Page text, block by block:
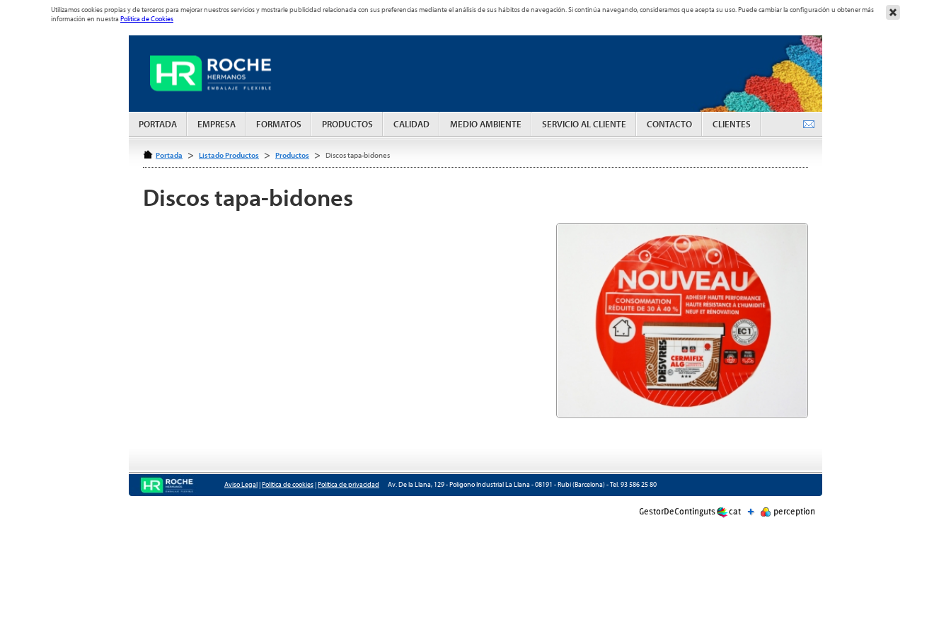
Utilizamos cookies propias y de terceros para mejorar nuestros servicios y mostrarle publicidad relacionada con sus preferencias mediante el análisis de sus hábitos de navegación. Si continúa navegando, consideramos que acepta su uso. Puede cambiar la configuración u obtener más
información en nuestraPolítica de Cookies
PORTADA EMPRESA FORMATOS PRODUCTOS CALIDAD MEDIO AMBIENTE SERVICIO AL CLIENTE CONTACTO CLIENTES
Portada > Listado Productos > Productos > Discos tapa-bidones
Discos tapa-bidones
Aviso Legal|Política de cookies|Política de privacidad Av. De la Llana, 129 - Polígono Industrial La Llana - 08191 - Rubí (Barcelona) - Tel. 93 586 25 80